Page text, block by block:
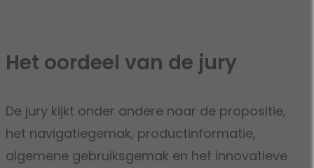
Het oordeel van de jury
De jury kijkt onder andere naar de propositie,
het navigatiegemak, productinformatie,
algemene gebruiksgemak en het innovatieve